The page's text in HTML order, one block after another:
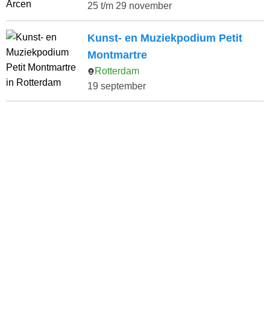
25 t/m 29 november
Kunst- en Muziekpodium Petit
Montmartre
Rotterdam
19 september